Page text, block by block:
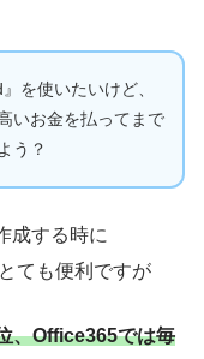
を使いたいけど、
いお金を払ってまで
う？
成する時に
ても便利ですが
、Office365では毎